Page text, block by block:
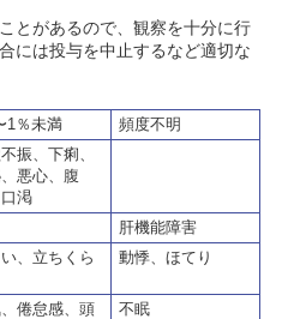
とがあるので、観察を十分に行
には投与を中止するなど適切な
1％未満
頻度不明
振、下痢、
悪心、腹
渇
肝機能障害
、立ちくら
動悸、ほてり
倦怠感、頭
不眠